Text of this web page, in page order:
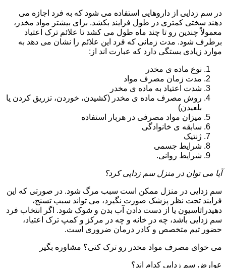
در سم زدایی از داروهایی استفاده می شود که به فرد اجازه می
دهند سختی کمتری در طول فرایند بکشد. برای بیشتر مواد مخدر،
معمولاً چندین رو تا چند ماه طول می کشد تا علائم ترک اعتیاد
برطرف شود. مدت زمانی که فرد این علائم را نشان می دهد به
موارد زیادی بستگی دارد که عبارت اند از:
نوع ماده ی مخدر
مدت زمان مصرف مواد
شدت اعتیاد به ماده ی مخدر
روش مصرف ماده ی مخدر (کشیدن، خوردن، تزریق کردن یا
بلعیدن)
میزان مواد مصرفی در هربار استفاده
سابقه ی خانوادگی
ژنتیک
شرایط جسمی
شرایط روانی.
آیا می توان در منزل سم زدایی کرد؟
سم زدایی در منزل ممکن است سبب مرگ شود. در صورتی که این
فرایند تحت نظر پزشک صورت نگیرد، می تواند سبب تسنج،
دهیدراتاسیون یا از دست دادن آب بدن و شوک شود. اگر انتخاب فرد
سم زدایی باشد، چه در خانه و چه در مرکز و کمپ ترک اعتیاد،
حضور تیم متخصص و کادر درمان ضروری است.
می خوای مصرف مواد مخدر رو ترک کنی؟ مشاوره بگیر
عوارض سم زدایی کدام اند؟